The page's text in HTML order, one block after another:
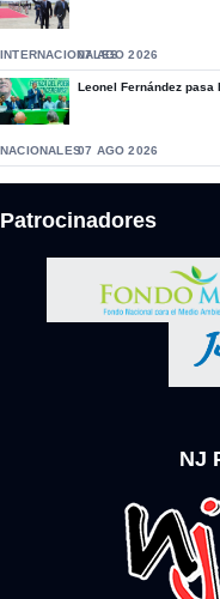
INTERNACIONALES07 AGO 2026
Leonel Fernández pasa
NACIONALES07 AGO 2026
Patrocinadores
NJ